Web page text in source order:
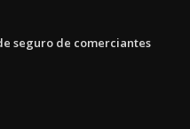
seguro de comerciantes